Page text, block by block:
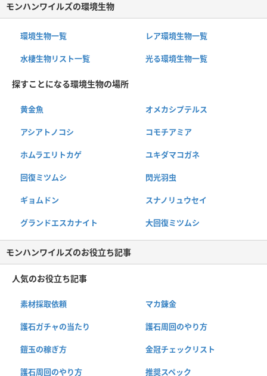
モンハンワイルズの環境生物
環境生物一覧 レア環境生物一覧
水棲生物リスト一覧 光る環境生物一覧
探すことになる環境生物の場所
黄金魚 オメカシプテルス
アシアトノコシ コモチアミア
ホムラエリトカゲ ユキダマコガネ
回復ミツムシ 閃光羽虫
ギョムドン スナノリュウセイ
グランドエスカナイト 大回復ミツムシ
モンハンワイルズのお役立ち記事
人気のお役立ち記事
素材採取依頼 マカ錬金
護石ガチャの当たり 護石周回のやり方
鎧玉の稼ぎ方 金冠チェックリスト
護石周回のやり方 推奨スペック